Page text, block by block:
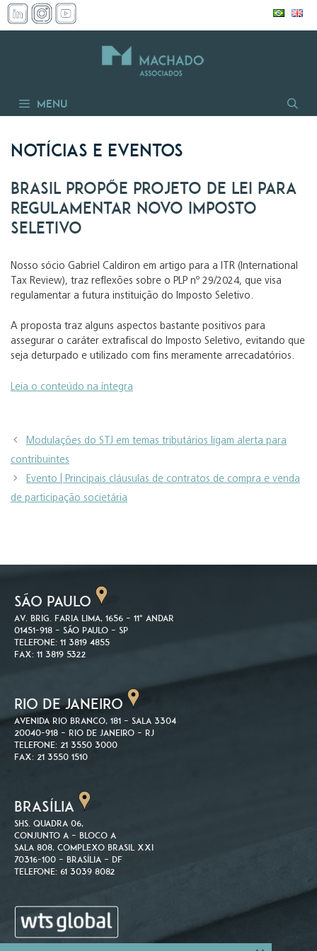
Pular
para
Menu
Notícias e Eventos
Brasil propõe projeto de lei para
regulamentar novo imposto
seletivo
Nosso sócio Gabriel Caldiron em artigo para a ITR (International
Tax Review), traz reflexões sobre o PLP nº 29/2024, que visa
regulamentar a futura instituição do Imposto Seletivo.
A proposta traz alguns aspectos bastante positivos para
assegurar o caráter extrafiscal do Imposto Seletivo, evitando que
seja deturpado e utilizado com fins meramente arrecadatórios.
Leia o conteúdo na íntegra
Modulações do STJ em temas tributários ligam alerta para
contribuintes
Evento | Principais cláusulas de contratos de compra e venda
de participação societária
SÃO PAULO
Av. Brig. Faria Lima, 1656 – 11º andar
01451-918 – São Paulo – SP
Telefone: 11 3819 4855
Fax: 11 3819 5322
RIO DE JANEIRO
Avenida Rio Branco, 181 – Sala 3304
20040-918 – Rio de Janeiro – RJ
Telefone: 21 3550 3000
Fax: 21 3550 1510
BRASÍLIA
SHS. Quadra 06,
Conjunto A – Bloco A
Sala 808, Complexo Brasil XXI
70316-100 – Brasília – DF
Telefone: 61 3039 8082